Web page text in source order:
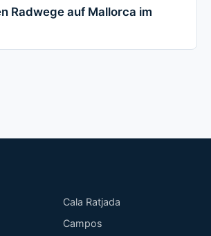
Radwege auf Mallorca im
Cala Ratjada
Campos